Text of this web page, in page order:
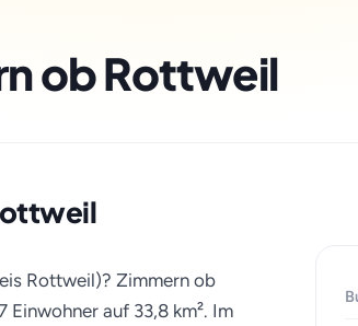
ob Rottweil
Rottweil)? Zimmern ob
auf 33,8 km². Im